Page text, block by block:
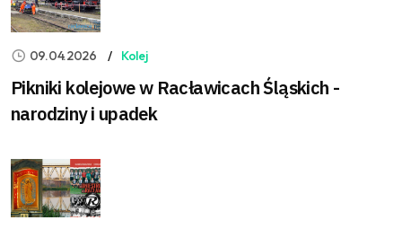
09.04.2026 Kolej
Pikniki kolejowe w Racławicach Śląskich -
narodziny i upadek